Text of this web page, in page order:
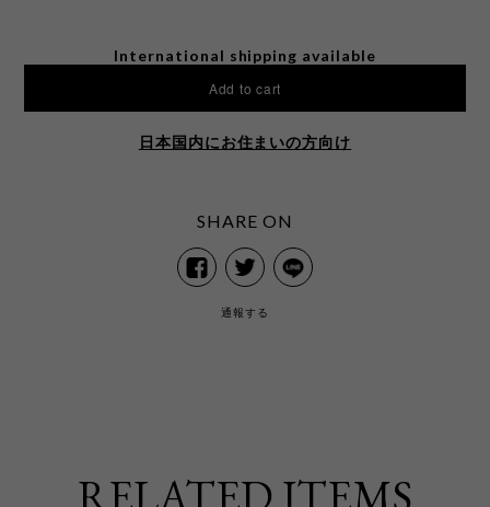
International shipping available
Add to cart
日本国内にお住まいの方向け
SHARE ON
通報する